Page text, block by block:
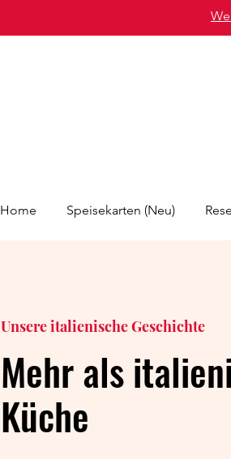
Home Speisekarten (Neu)
Unsere italienische Geschichte
Mehr als
Küche